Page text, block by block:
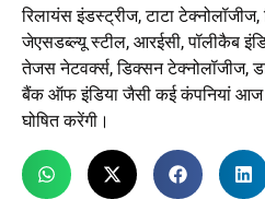
रिलायंस इंडस्ट्रीज, टाटा
जेएसडब्ल्यू स्टील, आरईसी, पॉलीकैब
तेजस नेटवर्क्स, डिक्सन टेक्नोलॉजीज,
बैंक ऑफ इंडिया जैसी कई कंपनियां आज
घोषित करेंगी।